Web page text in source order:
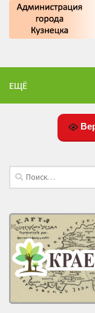
ЕЩЁ
Найти: